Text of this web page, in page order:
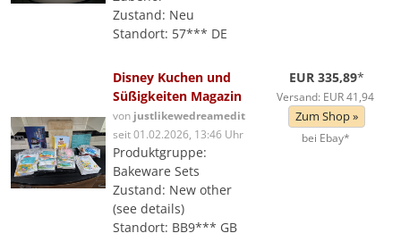
Zustand: Neu
Standort: 57*** DE
Disney Kuchen und
Süßigkeiten Magazin
von justlikewedreamedit
seit 01.02.2026, 13:46 Uhr
Produktgruppe:
Bakeware Sets
Zustand: New other
(see details)
Standort: BB9*** GB
EUR 335,89*
Versand: EUR 41,94
Zum Shop »
bei Ebay*